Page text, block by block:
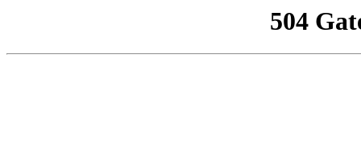
504